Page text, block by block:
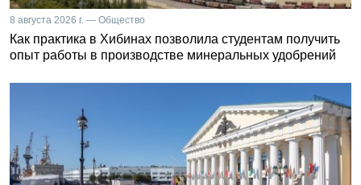
8 августа 2026 г. — Общество
Как практика в Хибинах позволила студентам получить
опыт работы в производстве минеральных удобрений